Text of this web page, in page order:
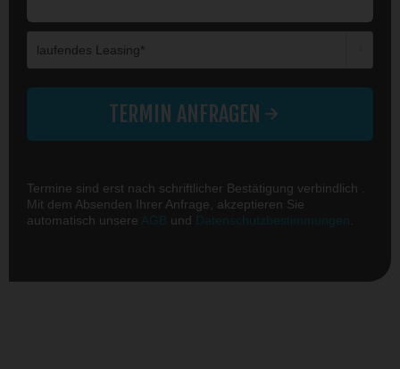
Die mit einem * markierten Felder sind Pflichtfelder.
TERMIN ANFRAGEN
Termine sind erst nach schriftlicher Bestätigung verbindlich .
Mit dem Absenden Ihrer Anfrage, akzeptieren Sie
automatisch unsere AGB und Datenschutzbestimmungen